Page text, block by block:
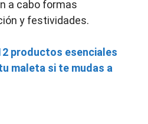
a cabo formas
y festividades.
productos esenciales
maleta si te mudas a